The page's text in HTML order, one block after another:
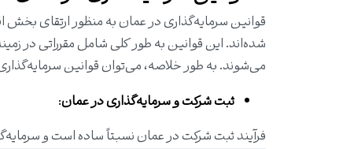
قوانین سرمایه‌گذاری در عمان به منظور ارتقای
شده‌اند. این قوانین به طور کلی شامل مقرراتی در
می‌شوند. به طور خلاصه، می‌توان قوانین
ثبت شرکت و سرمایه‌گذاری در عمان:
فرآیند ثبت شرکت در عمان نسبتاً ساده است و